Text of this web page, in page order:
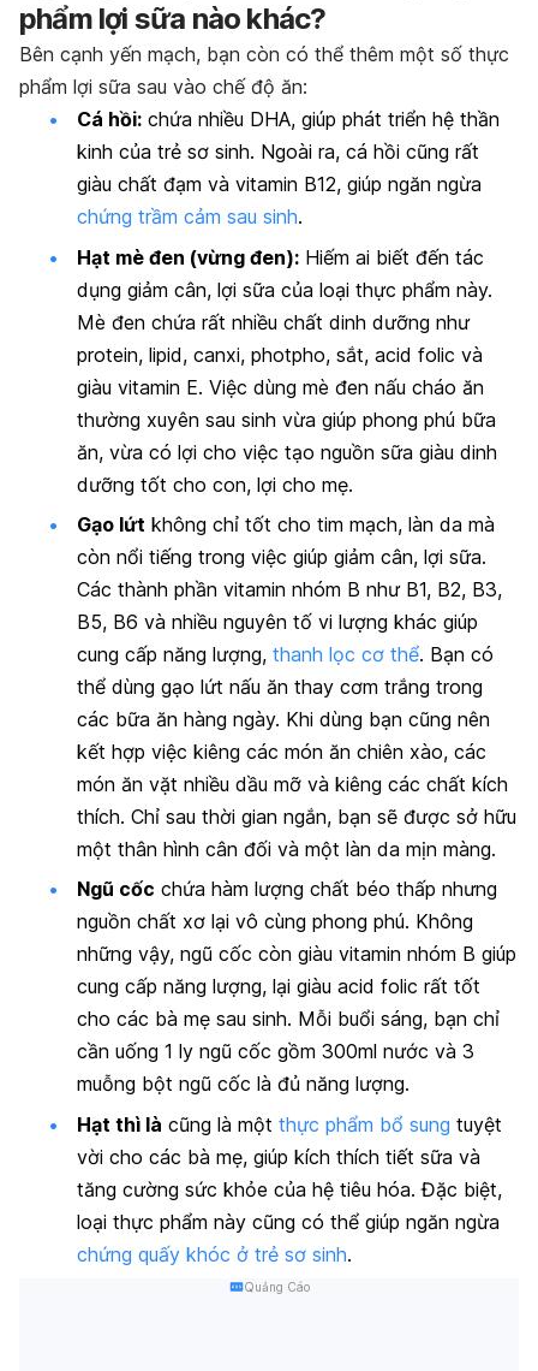
phẩm lợi sữa nào khác?
Bên cạnh yến mạch, bạn còn có thể thêm một số thực
phẩm lợi sữa sau vào chế độ ăn:
Cá hồi: chứa nhiều DHA, giúp phát triển hệ thần
kinh của trẻ sơ sinh. Ngoài ra, cá hồi cũng rất
giàu chất đạm và vitamin B12, giúp ngăn ngừa
chứng trầm cảm sau sinh.
Hạt mè đen (vừng đen): Hiếm ai biết đến tác
dụng giảm cân, lợi sữa của loại thực phẩm này.
Mè đen chứa rất nhiều chất dinh dưỡng như
protein, lipid, canxi, photpho, sắt, acid folic và
giàu vitamin E. Việc dùng mè đen nấu cháo ăn
thường xuyên sau sinh vừa giúp phong phú bữa
ăn, vừa có lợi cho việc tạo nguồn sữa giàu dinh
dưỡng tốt cho con, lợi cho mẹ.
Gạo lứt không chỉ tốt cho tim mạch, làn da mà
còn nổi tiếng trong việc giúp giảm cân, lợi sữa.
Các thành phần vitamin nhóm B như B1, B2, B3,
B5, B6 và nhiều nguyên tố vi lượng khác giúp
cung cấp năng lượng, thanh lọc cơ thể. Bạn có
thể dùng gạo lứt nấu ăn thay cơm trắng trong
các bữa ăn hàng ngày. Khi dùng bạn cũng nên
kết hợp việc kiêng các món ăn chiên xào, các
món ăn vặt nhiều dầu mỡ và kiêng các chất kích
thích. Chỉ sau thời gian ngắn, bạn sẽ được sở hữu
một thân hình cân đối và một làn da mịn màng.
Ngũ cốc chứa hàm lượng chất béo thấp nhưng
nguồn chất xơ lại vô cùng phong phú. Không
những vậy, ngũ cốc còn giàu vitamin nhóm B giúp
cung cấp năng lượng, lại giàu acid folic rất tốt
cho các bà mẹ sau sinh. Mỗi buổi sáng, bạn chỉ
cần uống 1 ly ngũ cốc gồm 300ml nước và 3
muỗng bột ngũ cốc là đủ năng lượng.
Hạt thì là cũng là một thực phẩm bổ sung tuyệt
vời cho các bà mẹ, giúp kích thích tiết sữa và
tăng cường sức khỏe của hệ tiêu hóa. Đặc biệt,
loại thực phẩm này cũng có thể giúp ngăn ngừa
chứng quấy khóc ở trẻ sơ sinh.
Quảng Cáo